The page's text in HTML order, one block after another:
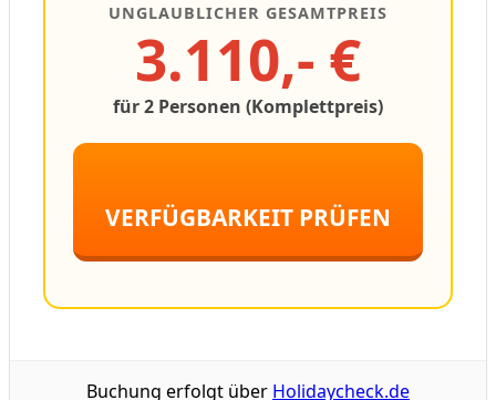
UNGLAUBLICHER GESAMTPREIS
3.110,- €
für 2 Personen (Komplettpreis)
VERFÜGBARKEIT PRÜFEN
Buchung erfolgt über Holidaycheck.de